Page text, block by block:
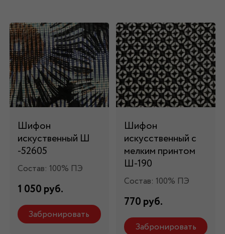
Шифон
искуственный Ш
-52605
Состав: 100% ПЭ
1 050 руб.
Забронировать
Шифон
искусственный с
мелким принтом
Ш-190
Состав: 100% ПЭ
770 руб.
Забронировать